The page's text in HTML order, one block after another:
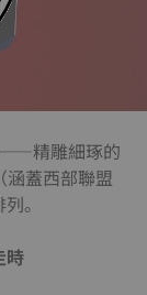
——精雕細琢的
蓋西部聯盟
。
時